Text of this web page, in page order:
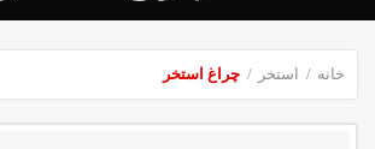
خانه استخر چراغ استخر